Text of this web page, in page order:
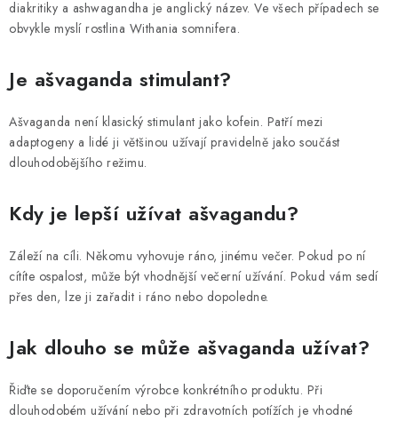
diakritiky a ashwagandha je anglický název. Ve všech případech se
obvykle myslí rostlina Withania somnifera.
Je ašvaganda stimulant?
Ašvaganda není klasický stimulant jako kofein. Patří mezi
adaptogeny a lidé ji většinou užívají pravidelně jako součást
dlouhodobějšího režimu.
Kdy je lepší užívat ašvagandu?
Záleží na cíli. Někomu vyhovuje ráno, jinému večer. Pokud po ní
cítíte ospalost, může být vhodnější večerní užívání. Pokud vám sedí
přes den, lze ji zařadit i ráno nebo dopoledne.
Jak dlouho se může ašvaganda užívat?
Řiďte se doporučením výrobce konkrétního produktu. Při
dlouhodobém užívání nebo při zdravotních potížích je vhodné